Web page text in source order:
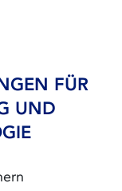
FÜR
UND